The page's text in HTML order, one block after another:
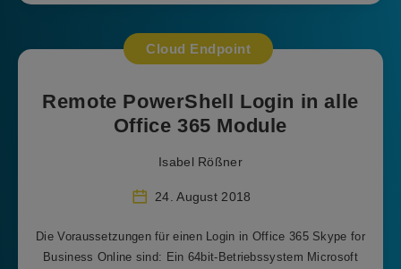
Cloud Endpoint
Remote PowerShell Login in alle
Office 365 Module
Isabel Rößner
24. August 2018
Die Voraussetzungen für einen Login in Office 365 Skype for
Business Online sind: Ein 64bit-Betriebssystem Microsoft